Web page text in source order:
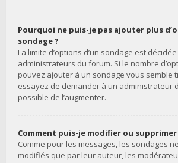
Pourquoi ne puis-je pas ajouter plus
sondage ?
La limite d’options d’un sondage est
administrateurs du forum. Si le nombre
pouvez ajouter à un sondage vous semble
essayez de demander à un administrateur
possible de l’augmenter.
Comment puis-je modifier ou supprimer
Comme pour les messages, les sondages
modifiés que par leur auteur, les